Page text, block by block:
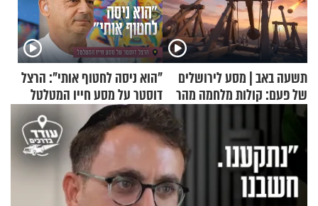
תשעה באב | מסע לירושלים
של פעם: קולות מלחמה מהר
הזיתים
"הוא ניסה לחטוף אותי": הרצל
דוסטר על מסע חייו המטלטל